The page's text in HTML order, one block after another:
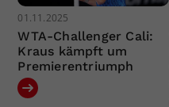
01.11.2025
WTA-Challenger Cali:
Kraus kämpft um
Premierentriumph